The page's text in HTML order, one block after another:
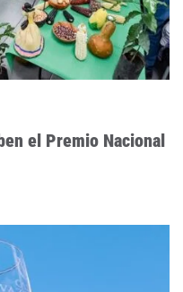
el Premio Nacional